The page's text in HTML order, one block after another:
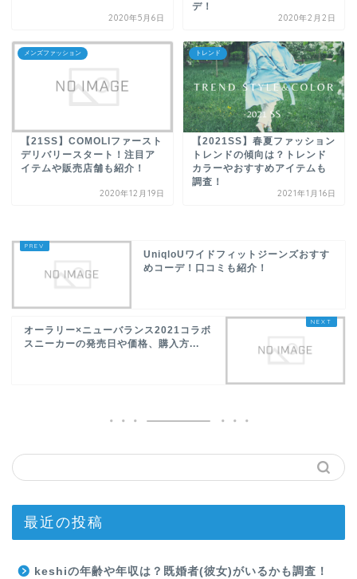
2020年5月6日
デ！
2020年2月2日
メンズファッション
【21SS】COMOLIファースト
デリバリースタート！注目ア
イテムや販売店舗も紹介！
2020年12月19日
トレンド
【2021SS】春夏ファッション
トレンドの傾向は？トレンド
カラーやおすすめアイテムも
調査！
2021年1月16日
UniqloUワイドフィットジーンズおすす
めコーデ！口コミも紹介！
オーラリー×ニューバランス2021コラボ
スニーカーの発売日や価格、購入方...
最近の投稿
keshiの年齢や年収は？既婚者(彼女)がいるかも調査！